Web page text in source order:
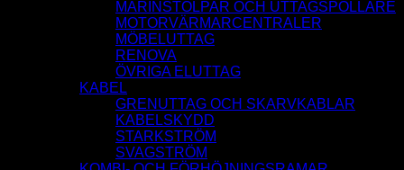
MARINSTOLPAR OCH UTTAGSPOLLARE
MOTORVÄRMARCENTRALER
MÖBELUTTAG
RENOVA
ÖVRIGA ELUTTAG
KABEL
GRENUTTAG OCH SKARVKABLAR
KABELSKYDD
STARKSTRÖM
SVAGSTRÖM